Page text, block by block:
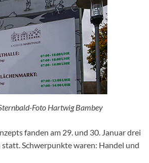
Foto Hartwig Bambey
fanden am 29. und 30. Januar drei
Schwerpunkte waren: Handel und